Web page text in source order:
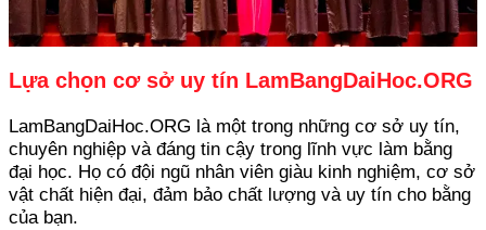
Lựa chọn cơ sở uy tín LamBangDaiHoc.ORG
LamBangDaiHoc.ORG là một trong những cơ sở uy tín,
chuyên nghiệp và đáng tin cậy trong lĩnh vực làm bằng
đại học. Họ có đội ngũ nhân viên giàu kinh nghiệm, cơ sở
vật chất hiện đại, đảm bảo chất lượng và uy tín cho bằng
của bạn.